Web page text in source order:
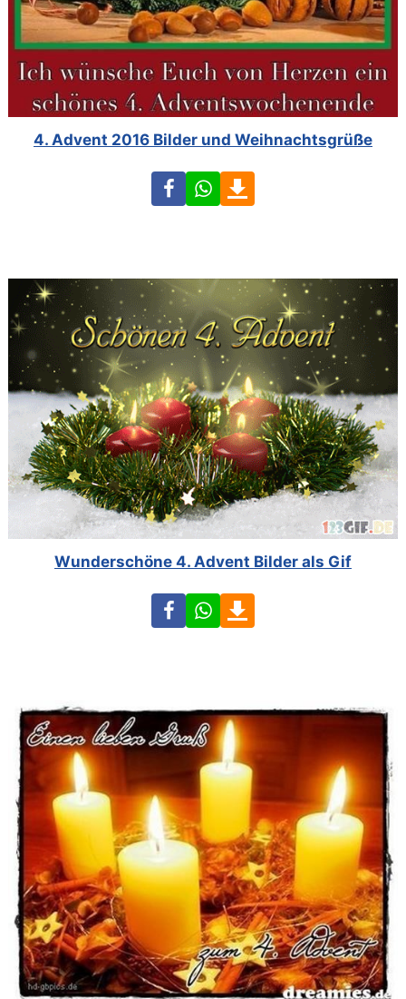
4. Advent 2016 Bilder und Weihnachtsgrüße
FacebookWhatsApp
Wunderschöne 4. Advent Bilder als Gif
FacebookWhatsApp